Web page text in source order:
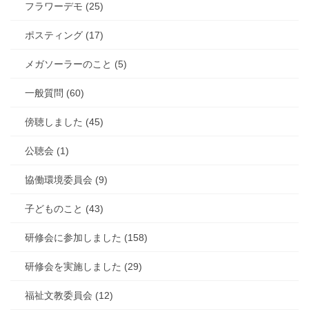
フラワーデモ (25)
ポスティング (17)
メガソーラーのこと (5)
一般質問 (60)
傍聴しました (45)
公聴会 (1)
協働環境委員会 (9)
子どものこと (43)
研修会に参加しました (158)
研修会を実施しました (29)
福祉文教委員会 (12)